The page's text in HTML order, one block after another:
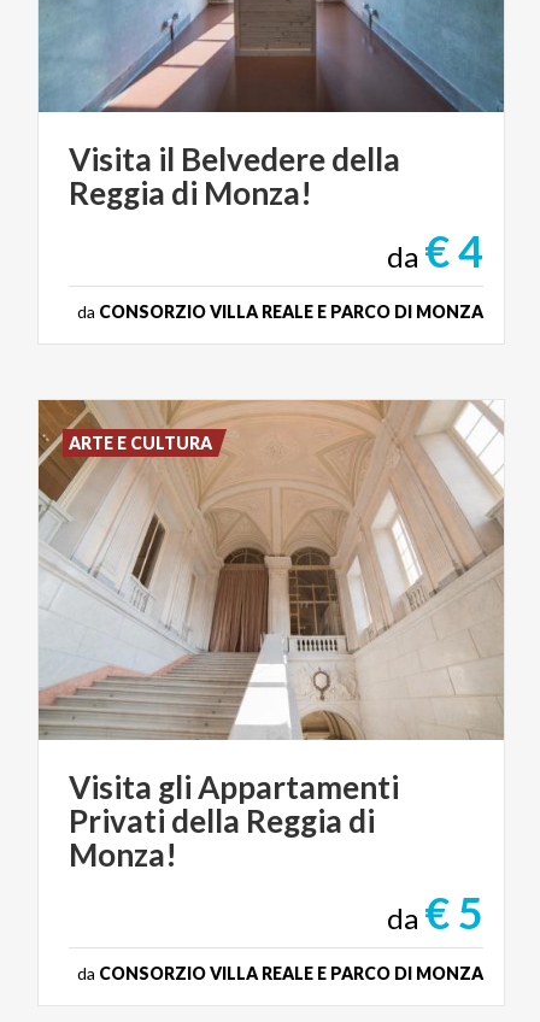
Visita il Belvederedella
Reggia di Monza!
da € 4
da CONSORZIO VILLA REALE E PARCO DI MONZA
Visita gli Appartamenti
Privati della Reggia di
Monza!
da € 5
da CONSORZIO VILLA REALE E PARCO DI MONZA
ARTE E CULTURA